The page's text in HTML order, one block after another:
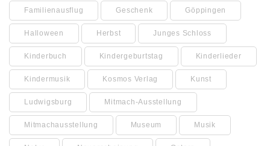
Familienausflug Geschenk Göppingen
Halloween Herbst Junges Schloss
Kinderbuch Kindergeburtstag Kinderlieder
Kindermusik Kosmos Verlag Kunst
Ludwigsburg Mitmach-Ausstellung
Mitmachausstellung Museum Musik